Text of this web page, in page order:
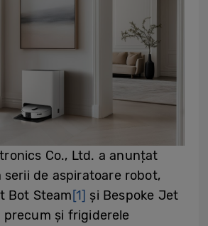
Co., Ltd. a anunțat
serii de aspiratoare robot,
Bot Steam [1] și Bespoke Jet
precum și frigiderele